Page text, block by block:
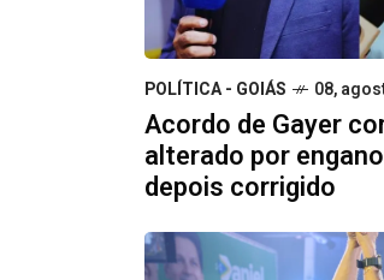
POLÍTICA - GOIÁS 08,
Acordo de Gayer
alterado por
depois corrigido